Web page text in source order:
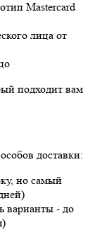
Mastercard
лица от
подходит вам
доставки:
но самый
варианты - до